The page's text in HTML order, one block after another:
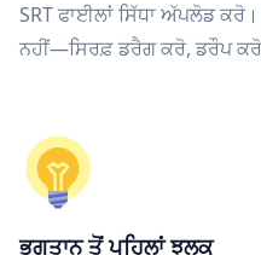
SRT ਫਾਈਲਾਂ ਸਿੱਧਾ ਅੱਪਲੋਡ
ਨਹੀਂ—ਸਿਰਫ਼ ਡਰੈਗ ਕਰੋ, ਡਰੌਪ
ਭੁਗਤਾਨ ਤੋਂ ਪਹਿਲਾਂ ਝਲਕ